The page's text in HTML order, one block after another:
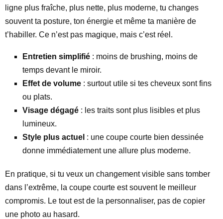
ligne plus fraîche, plus nette, plus moderne, tu changes
souvent ta posture, ton énergie et même ta manière de
t’habiller. Ce n’est pas magique, mais c’est réel.
Entretien simplifié : moins de brushing, moins de
temps devant le miroir.
Effet de volume : surtout utile si tes cheveux sont fins
ou plats.
Visage dégagé : les traits sont plus lisibles et plus
lumineux.
Style plus actuel : une coupe courte bien dessinée
donne immédiatement une allure plus moderne.
En pratique, si tu veux un changement visible sans tomber
dans l’extrême, la coupe courte est souvent le meilleur
compromis. Le tout est de la personnaliser, pas de copier
une photo au hasard.